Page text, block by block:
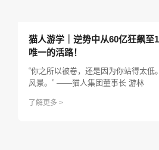
猫人游学｜逆势中从60亿狂飙至
唯一的活路！
“你之所以被卷，还是因为你站得太低
风景。” ——猫人集团董事长 游林
了解更多 >